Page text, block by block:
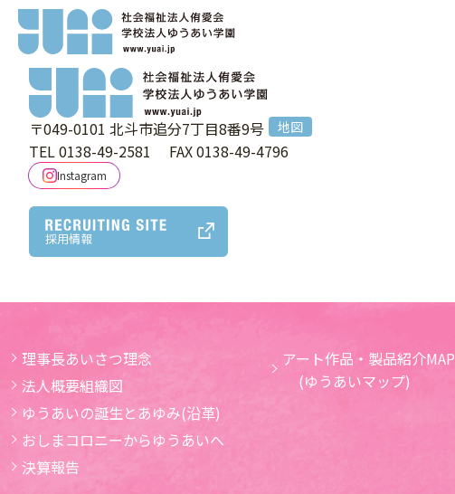
index.php
〒049-0101 北斗市追分7丁目8番9号 地図
TEL 0138-49-2581 FAX 0138-49-4796
Instagram
採用情報
理事長あいさつ理念
法人概要組織図
ゆうあいの誕生とあゆみ(沿革)
おしまコロニーからゆうあいへ
決算報告
アート作品・製品紹介MAP
(ゆうあいマップ)